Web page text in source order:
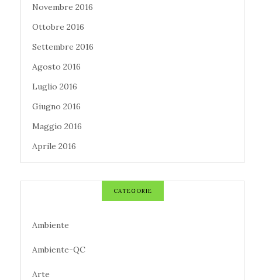
Novembre 2016
Ottobre 2016
Settembre 2016
Agosto 2016
Luglio 2016
Giugno 2016
Maggio 2016
Aprile 2016
CATEGORIE
Ambiente
Ambiente-QC
Arte